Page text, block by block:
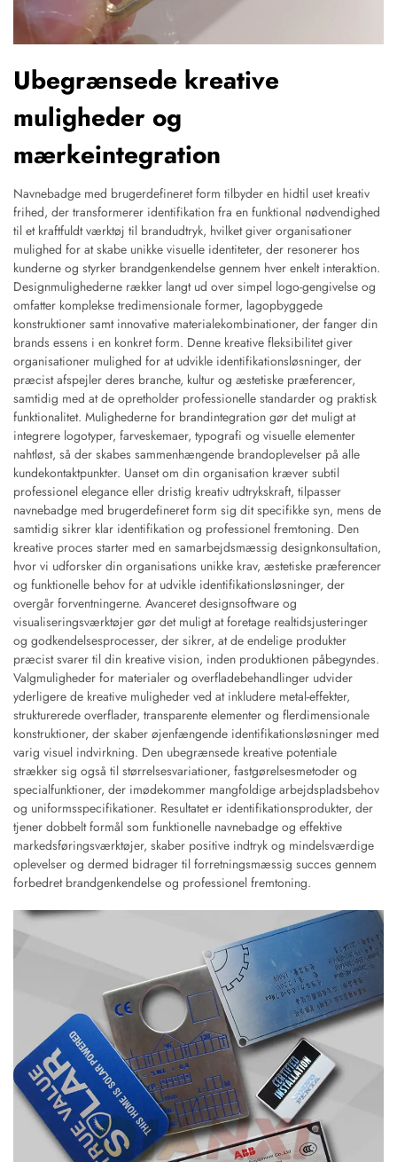
Ubegrænsede kreative
muligheder og
mærkeintegration
Navnebadge med brugerdefineret form tilbyder en hidtil uset kreativ
frihed, der transformerer identifikation fra en funktional nødvendighed
til et kraftfuldt værktøj til brandudtryk, hvilket giver organisationer
mulighed for at skabe unikke visuelle identiteter, der resonerer hos
kunderne og styrker brandgenkendelse gennem hver enkelt interaktion.
Designmulighederne rækker langt ud over simpel logo-gengivelse og
omfatter komplekse tredimensionale former, lagopbyggede
konstruktioner samt innovative materialekombinationer, der fanger din
brands essens i en konkret form. Denne kreative fleksibilitet giver
organisationer mulighed for at udvikle identifikationsløsninger, der
præcist afspejler deres branche, kultur og æstetiske præferencer,
samtidig med at de opretholder professionelle standarder og praktisk
funktionalitet. Mulighederne for brandintegration gør det muligt at
integrere logotyper, farveskemaer, typografi og visuelle elementer
nahtløst, så der skabes sammenhængende brandoplevelser på alle
kundekontaktpunkter. Uanset om din organisation kræver subtil
professionel elegance eller dristig kreativ udtrykskraft, tilpasser
navnebadge med brugerdefineret form sig dit specifikke syn, mens de
samtidig sikrer klar identifikation og professionel fremtoning. Den
kreative proces starter med en samarbejdsmæssig designkonsultation,
hvor vi udforsker din organisations unikke krav, æstetiske præferencer
og funktionelle behov for at udvikle identifikationsløsninger, der
overgår forventningerne. Avanceret designsoftware og
visualiseringsværktøjer gør det muligt at foretage realtidsjusteringer
og godkendelsesprocesser, der sikrer, at de endelige produkter
præcist svarer til din kreative vision, inden produktionen påbegyndes.
Valgmuligheder for materialer og overfladebehandlinger udvider
yderligere de kreative muligheder ved at inkludere metal-effekter,
strukturerede overflader, transparente elementer og flerdimensionale
konstruktioner, der skaber øjenfængende identifikationsløsninger med
varig visuel indvirkning. Den ubegrænsede kreative potentiale
strækker sig også til størrelsesvariationer, fastgørelsesmetoder og
specialfunktioner, der imødekommer mangfoldige arbejdspladsbehov
og uniformsspecifikationer. Resultatet er identifikationsprodukter, der
tjener dobbelt formål som funktionelle navnebadge og effektive
markedsføringsværktøjer, skaber positive indtryk og mindelsværdige
oplevelser og dermed bidrager til forretningsmæssig succes gennem
forbedret brandgenkendelse og professionel fremtoning.